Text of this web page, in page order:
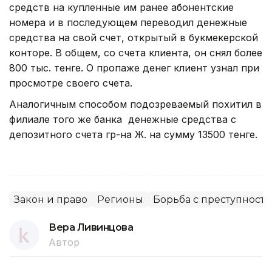
средств на купленные им ранее абонентские
номера и в последующем переводил денежные
средства на свой счет, открытый в букмекерской
конторе. В общем, со счета клиента, он снял более
800 тыс. тенге. О пропаже денег клиент узнал при
просмотре своего счета.
Аналогичным способом подозреваемый похитил в
филиале того же банка денежные средства с
депозитного счета гр-на Ж. на сумму 13500 тенге.
Закон и право Регионы Борьба с
Вера Ливинцова
Автор